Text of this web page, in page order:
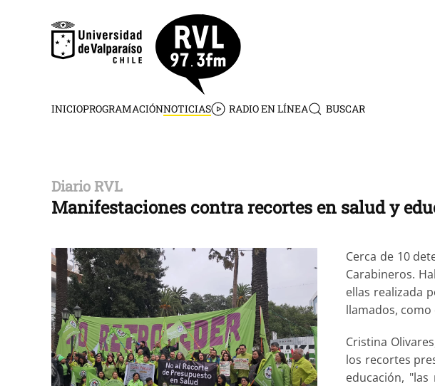
Skip to main content
INICIOPROGRAMACIÓNNOTICIAS RADIO EN LÍNEA BUSCAR
Diario RVL
Manifestaciones contra recortes en salud y
Cerca de 10
Carabineros.
ellas realizada
llamados,
Cristina
los recortes
educación,